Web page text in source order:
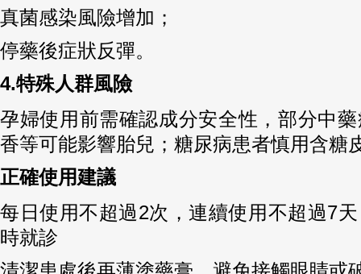
真菌感染風險增加；
停藥後症狀反彈。
4.特殊人群風險
孕婦使用前需確認成分安全性，部分中
香等可能影響胎兒；糖尿病患者慎用含糖
正確使用建議
每日使用不超過2次，連續使用不超過7
時就診